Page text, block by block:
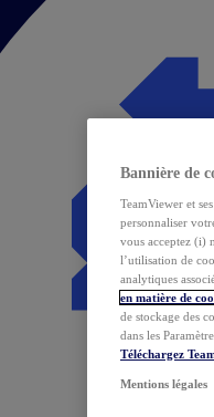
Bannière de
TeamViewer et
personnaliser
vous acceptez (i)
l’utilisation de
analytiques
en matière de
de stockage des
dans les
Téléchargez
Mentions légales